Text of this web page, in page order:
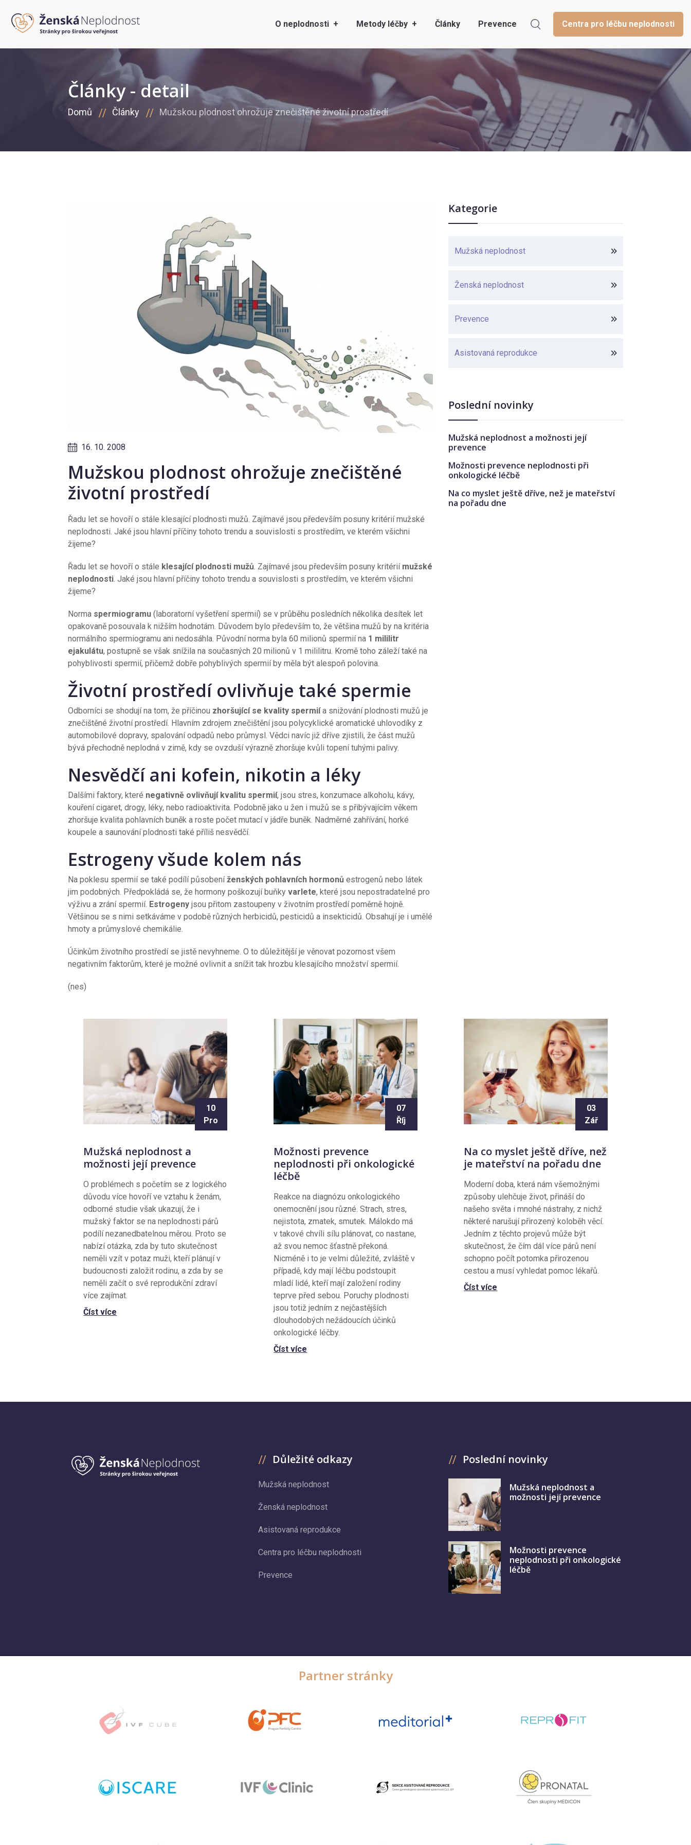
O neplodnosti Metody léčby Články Prevence Centra pro léčbu neplodnosti
Články - detail
Domů Články Mužskou plodnost ohrožuje znečištěné životní prostředí
16. 10. 2008
Mužskou plodnost ohrožuje znečištěné
životní prostředí
Řadu let se hovoří o stále klesající plodnosti mužů. Zajímavé jsou především posuny kritérií mužské
neplodnosti. Jaké jsou hlavní příčiny tohoto trendu a souvislosti s prostředím, ve kterém všichni
žijeme?
Řadu let se hovoří o stále klesající plodnosti mužů . Zajímavé jsou především posuny kritérií mužské
neplodnosti . Jaké jsou hlavní příčiny tohoto trendu a souvislosti s prostředím, ve kterém všichni
žijeme?
Norma spermiogramu (laboratorní vyšetření spermií) se v průběhu posledních několika desítek let
opakovaně posouvala k nižším hodnotám. Důvodem bylo především to, že většina mužů by na kritéria
normálního spermiogramu ani nedosáhla. Původní norma byla 60 milionů spermií na 1 mililitr
ejakulátu, postupně se však snížila na současných 20 milionů v 1 mililitru. Kromě toho záleží také na
pohyblivosti spermií, přičemž dobře pohyblivých spermií by měla být alespoň polovina.
Životní prostředí ovlivňuje také spermie
Odborníci se shodují na tom, že příčinou zhoršující se kvality spermiía snižování plodnosti mužů je
znečištěné životní prostředí. Hlavním zdrojem znečištění jsou polycyklické aromatické uhlovodíky z
automobilové dopravy, spalování odpadů nebo průmysl. Vědci navíc již dříve zjistili, že část mužů
bývá přechodně neplodná v zimě, kdy se ovzduší výrazně zhoršuje kvůli topení tuhými palivy.
Nesvědčí ani kofein, nikotin a léky
Dalšími faktory, které negativně ovlivňují kvalitu spermií, jsou stres, konzumace alkoholu, kávy,
kouření cigaret, drogy, léky, nebo radioaktivita. Podobně jako u žen i mužů se s přibývajícím věkem
zhoršuje kvalita pohlavních buněk a roste počet mutací v jádře buněk. Nadměrné zahřívání, horké
koupele a saunování plodnosti také příliš nesvědčí.
Estrogeny všude kolem nás
Na poklesu spermií se také podílí působeníženských pohlavních hormonů estrogenů nebo látek
jim podobných. Předpokládá se, že hormony poškozují buňky varlete, které jsou nepostradatelné pro
výživu a zrání spermií. Estrogeny jsou přitom zastoupeny v životním prostředí poměrně hojně.
Většinou se s nimi setkáváme v podobě různých herbicidů, pesticidů a insekticidů. Obsahují je i umělé
hmoty a průmyslové chemikálie.
Účinkům životního prostředí se jistě nevyhneme. O to důležitější je věnovat pozornost všem
negativním faktorům, které je možné ovlivnit a snížit tak hrozbu klesajícího množství spermií.
(nes)
Kategorie
Mužská neplodnost
Ženská neplodnost
Prevence
Asistovaná reprodukce
Poslední novinky
Mužská neplodnost a možnosti její
prevence
Možnosti prevence neplodnosti při
onkologické léčbě
Na co myslet ještě dříve, než je mateřství
na pořadu dne
10
Pro
Mužská neplodnost a
možnosti její prevence
O problémech s početím se z logického
důvodu více hovoří ve vztahu k ženám,
odborné studie však ukazují, že i
mužský faktor se na neplodnosti párů
podílí nezanedbatelnou měrou. Proto se
nabízí otázka, zda by tuto skutečnost
neměli vzít v potaz muži, kteří plánují v
budoucnosti založit rodinu, a zda by se
neměli začít o své reprodukční zdraví
více zajímat.
Číst více
07
Říj
Možnosti prevence
neplodnosti při onkologické
léčbě
Reakce na diagnózu onkologického
onemocnění jsou různé. Strach, stres,
nejistota, zmatek, smutek. Málokdo má
v takové chvíli sílu plánovat, co nastane,
až svou nemoc šťastně překoná.
Nicméně i to je velmi důležité, zvláště v
případě, kdy mají léčbu podstoupit
mladí lidé, kteří mají založení rodiny
teprve před sebou. Poruchy plodnosti
jsou totiž jedním z nejčastějších
dlouhodobých nežádoucích účinků
onkologické léčby.
Číst více
03
Zář
Na co myslet ještě dříve, než
je mateřství na pořadu dne
Moderní doba, která nám všemožnými
způsoby ulehčuje život, přináší do
našeho světa i mnohé nástrahy, z nichž
některé narušují přirozený koloběh věcí.
Jedním z těchto projevů může být
skutečnost, že čím dál více párů není
schopno počít potomka přirozenou
cestou a musí vyhledat pomoc lékařů.
Číst více
Důležité odkazy
Mužská neplodnost
Ženská neplodnost
Asistovaná reprodukce
Centra pro léčbu neplodnosti
Prevence
Poslední novinky
Mužská neplodnost a
možnosti její prevence
Možnosti prevence
neplodnosti při onkologické
léčbě
Partner stránky